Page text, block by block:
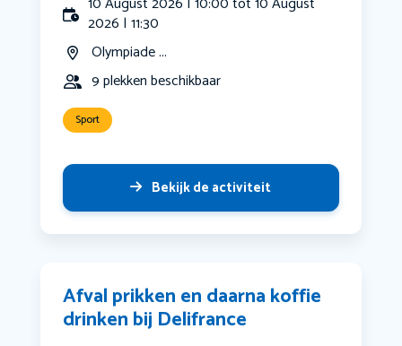
2026 | 11:30
Olympiade ...
9 plekken beschikbaar
Sport
Bekijk de activiteit
Afval prikken en daarna koffie
drinken bij Delifrance